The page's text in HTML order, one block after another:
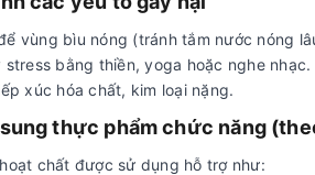
vùng bìu nóng (tránh tắm nước nóng
stress bằng thiền, yoga hoặc nghe nhạc.
xúc hóa chất, kim loại nặng.
thực phẩm chức năng
chất được sử dụng hỗ trợ như: